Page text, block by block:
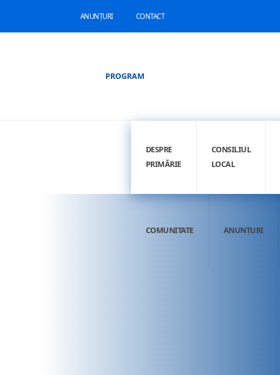
ANUNȚURI CONTACT
PROGRAM
DESPRE
PRIMĂRIE
CONSILIUL
LOCAL
COMUNITATE ANUNȚURI